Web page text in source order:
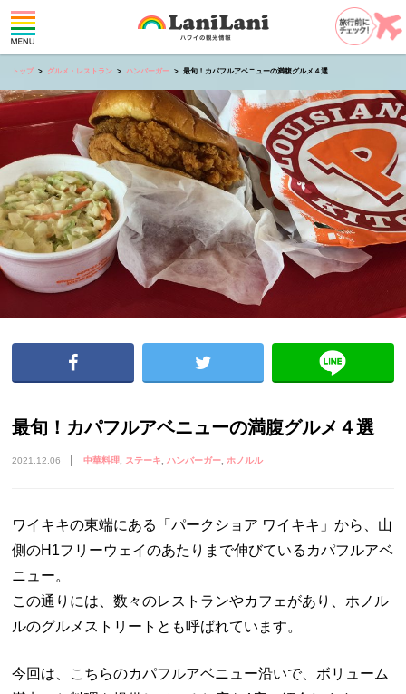
トップ グルメ・レストラン ハンバーガー 最旬！カパフルアベニューの満腹グルメ４選
最旬！カパフルアベニューの満腹グルメ４選
2021.12.06 中華料理 ステーキ ハンバーガー ホノルル
ワイキキの東端にある「パークショア ワイキキ」から、山
側のH1フリーウェイのあたりまで伸びているカパフルアベ
ニュー。
この通りには、数々のレストランやカフェがあり、ホノル
ルのグルメストリートとも呼ばれています。
今回は、こちらのカパフルアベニュー沿いで、ボリューム